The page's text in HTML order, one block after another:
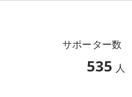
サポーター数
535 人